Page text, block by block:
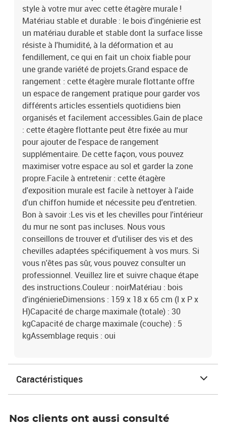
l'intérieur du mur ne sont pas incluses. Nous vous conseillons de
trouver et d'utiliser des vis et des chevilles adaptées
spécifiquement à vos murs. Si vous n'êtes pas sûr, vous pouvez
consulter un professionnel. Veuillez lire et suivre chaque étape des
instructions.Couleur : noirMatériau : bois d'ingénierieDimensions :
159 x 18 x 65 cm (l x P x H)Capacité de charge maximale (totale) :
30 kgCapacité de charge maximale (couche) : 5 kgAssemblage
requis : oui
style à votre mur avec cette étagère murale !
Matériau stable et durable : le bois d'ingénierie est
un matériau durable et stable dont la surface lisse
résiste à l'humidité, à la déformation et au
fendillement, ce qui en fait un choix fiable pour
une grande variété de projets.Grand espace de
rangement : cette étagère murale flottante offre
un espace de rangement pratique pour garder vos
différents articles essentiels quotidiens bien
organisés et facilement accessibles.Gain de place
: cette étagère flottante peut être fixée au mur
pour ajouter de l'espace de rangement
supplémentaire. De cette façon, vous pouvez
maximiser votre espace au sol et garder la zone
propre.Facile à entretenir : cette étagère
d'exposition murale est facile à nettoyer à l'aide
d'un chiffon humide et nécessite peu d'entretien.
Bon à savoir :Les vis et les chevilles pour l'intérieur
du mur ne sont pas incluses. Nous vous
conseillons de trouver et d'utiliser des vis et des
chevilles adaptées spécifiquement à vos murs. Si
vous n'êtes pas sûr, vous pouvez consulter un
professionnel. Veuillez lire et suivre chaque étape
des instructions.Couleur : noirMatériau : bois
d'ingénierieDimensions : 159 x 18 x 65 cm (l x P x
H)Capacité de charge maximale (totale) : 30
kgCapacité de charge maximale (couche) : 5
kgAssemblage requis : oui
Caractéristiques
Nos clients ont aussi consulté